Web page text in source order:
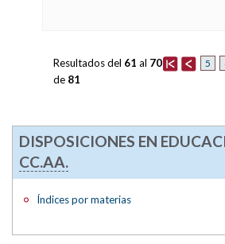
5
Resultados del 61 al 70
de 81
DISPOSICIONES EN
CC.AA.
Índices por materias